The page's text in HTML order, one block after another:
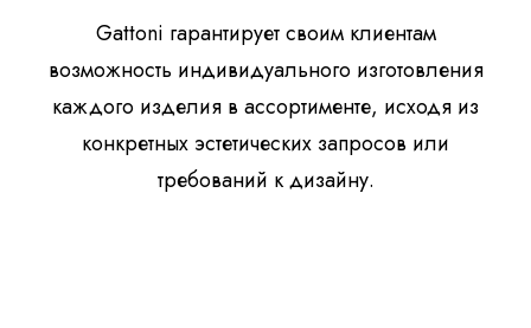
Gattoni гарантирует своим клиентам
возможность индивидуального изготовления
каждого изделия в ассортименте, исходя из
конкретных эстетических запросов или
требований к дизайну.